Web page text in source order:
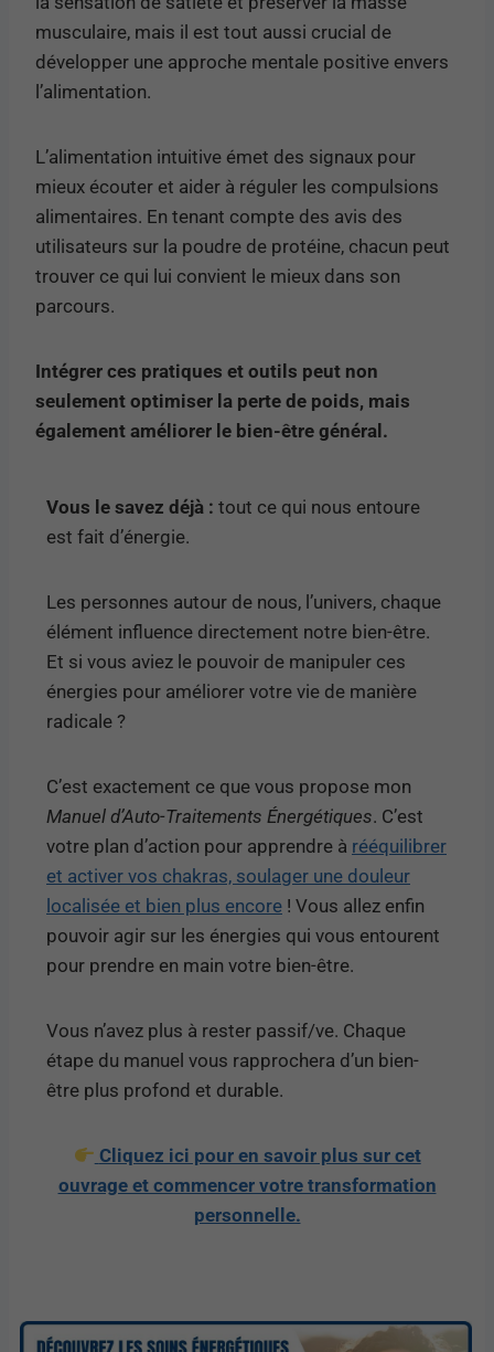
musculaire, mais il est tout aussi crucial de
développer une approche mentale positive envers
l’alimentation.
L’alimentation intuitive émet des signaux pour
mieux écouter et aider à réguler les compulsions
alimentaires. En tenant compte des avis des
utilisateurs sur la poudre de protéine, chacun peut
trouver ce qui lui convient le mieux dans son
parcours.
Intégrer ces pratiques et outils peut non
seulement optimiser la perte de poids, mais
également améliorer le bien-être général.
Vous le savez déjà : tout ce qui nous entoure
est fait d’énergie.
Les personnes autour de nous, l’univers, chaque
élément influence directement notre bien-être.
Et si vous aviez le pouvoir de manipuler ces
énergies pour améliorer votre vie de manière
radicale ?
C’est exactement ce que vous propose mon
Manuel d’Auto-Traitements Énergétiques. C’est
votre plan d’action pour apprendre à rééquilibrer
et activer vos chakras, soulager une douleur
localisée et bien plus encore ! Vous allez enfin
pouvoir agir sur les énergies qui vous entourent
pour prendre en main votre bien-être.
Vous n’avez plus à rester passif/ve. Chaque
étape du manuel vous rapprochera d’un bien-
être plus profond et durable.
Cliquez ici pour en savoir plus sur cet
ouvrage et commencer votre transformation
personnelle.